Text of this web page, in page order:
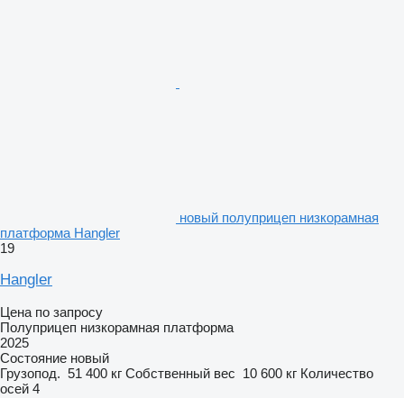
новый полуприцеп низкорамная
платформа Hangler
19
Hangler
Цена по запросу
Полуприцеп низкорамная платформа
2025
Состояние новый
Грузопод. 51 400 кг Собственный вес 10 600 кг Количество
осей 4